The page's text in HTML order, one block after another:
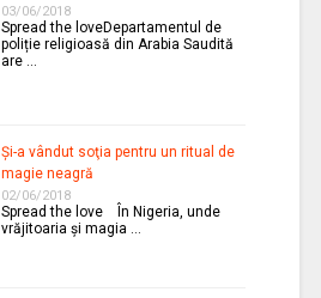
03/06/2018
Spread the loveDepartamentul de
poliție religioasă din Arabia Saudită
are …
Şi-a vândut soţia pentru un ritual de
magie neagră
02/06/2018
Spread the love În Nigeria, unde
vrăjitoaria şi magia …